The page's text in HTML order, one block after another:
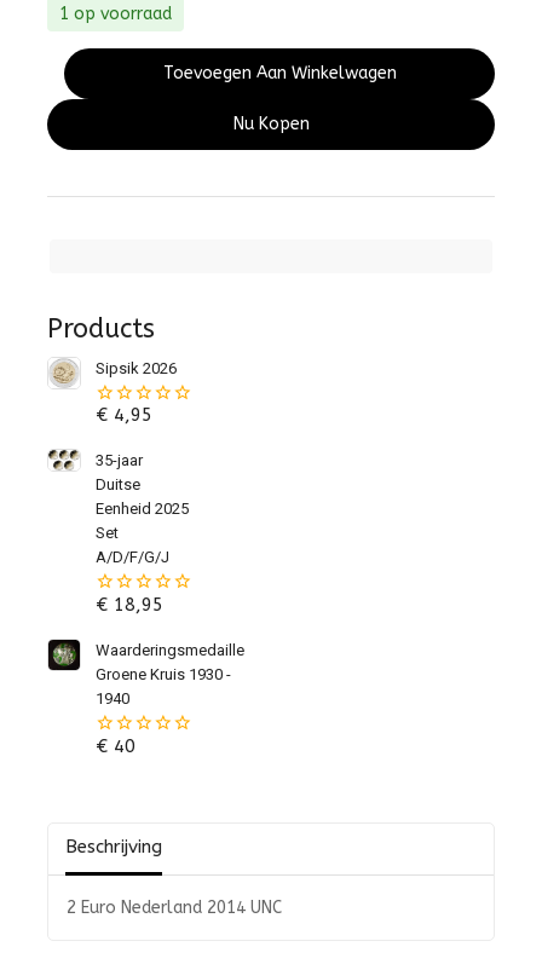
Products
Sipsik 2026
0
de
5
€4,95
35-jaar
Duitse
Eenheid 2025
Set
A/D/F/G/J
0
de
€18,95
Waarderingsmedaille
Groene Kruis 1930 -
1940
0
€40
1 op voorraad
Toevoegen Aan Winkelwagen
Nu Kopen
Beschrijving
2 Euro Nederland 2014 UNC